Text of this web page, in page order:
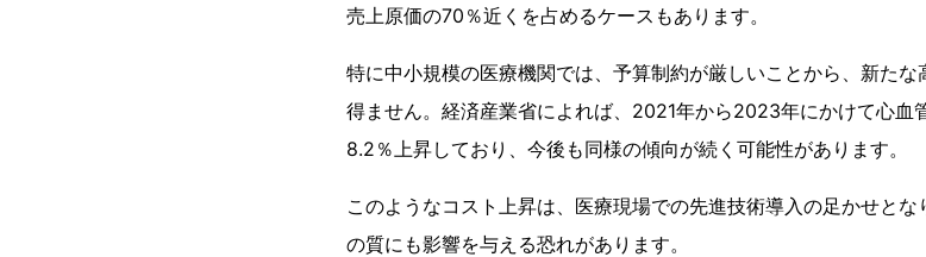
売上原価の70％近くを占めるケースもあります。
特に中小規模の医療機関では、予算制約が厳しいことから、新た
得ません。経済産業省によれば、2021年から2023年にかけて心血
8.2％上昇しており、今後も同様の傾向が続く可能性があります。
このようなコスト上昇は、医療現場での先進技術導入の足かせと
の質にも影響を与える恐れがあります。